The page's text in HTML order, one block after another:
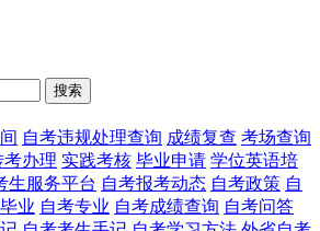
搜索
自考违规处理查询 成绩复查 考场查询
考办理 实践考核 毕业申请 学位英语培
生服务平台 自考报考动态 自考政策 自
业 自考专业 自考成绩查询 自考问答